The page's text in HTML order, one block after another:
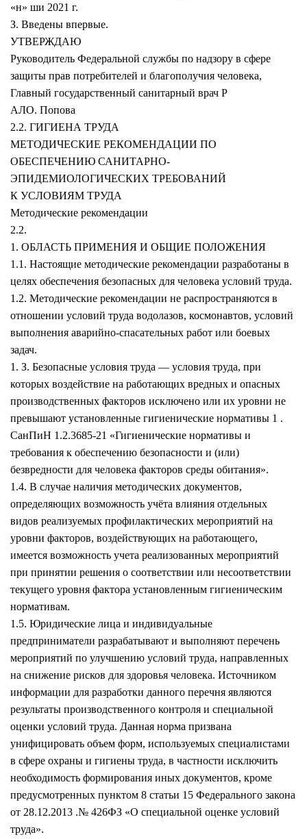
«н» ши 2021 г.
З. Введены впервые.
УТВЕРЖДАЮ
Руководитель Федеральной службы по надзору в сфере
защиты прав потребителей и благополучия человека,
Главный государственный санитарный врач Р
АЛО. Попова
2.2. ГИГИЕНА ТРУДА
МЕТОДИЧЕСКИЕ РЕКОМЕНДАЦИИ ПО
ОБЕСПЕЧЕНИЮ САНИТАРНО-
ЭПИДЕМИОЛОГИЧЕСКИХ ТРЕБОВАНИЙ
К УСЛОВИЯМ ТРУДА
Методические рекомендации
2.2.
1. ОБЛАСТЬ ПРИМЕНИЯ И ОБЩИЕ ПОЛОЖЕНИЯ
1.1. Настоящие методические рекомендации разработаны в
целях обеспечения безопасных для человека условий труда.
1.2. Методические рекомендации не распространяются в
отношении условий труда водолазов, космонавтов, условий
выполнения аварийно-спасательных работ или боевых
задач.
1. З. Безопасные условия труда — условия труда, при
которых воздействие на работающих вредных и опасных
производственных факторов исключено или их уровни не
превышают установленные гигиенические нормативы 1 .
СанПиН 1.2.3685-21 «Гигиенические нормативы и
требования к обеспечению безопасности и (или)
безвредности для человека факторов среды обитания».
1.4. В случае наличия методических документов,
определяющих возможность учёта влияния отдельных
видов реализуемых профилактических мероприятий на
уровни факторов, воздействующих на работающего,
имеется возможность учета реализованных мероприятий
при принятии решения о соответствии или несоответствии
текущего уровня фактора установленным гигиеническим
нормативам.
1.5. Юридические лица и индивидуальные
предприниматели разрабатывают и выполняют перечень
мероприятий по улучшению условий труда, направленных
на снижение рисков для здоровья человека. Источником
информации для разработки данного перечня являются
результаты производственного контроля и специальной
оценки условий труда. Данная норма призвана
унифицировать объем форм, используемых специалистами
в сфере охраны и гигиены труда, в частности исключить
необходимость формирования иных документов, кроме
предусмотренных пунктом 8 статьи 15 Федерального закона
от 28.12.2013 .№ 426ФЗ «О специальной оценке условий
труда».